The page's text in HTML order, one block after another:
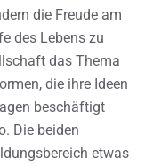
die Freude am
des Lebens zu
das Thema
die ihre Ideen
beschäftigt
Die beiden
etwas